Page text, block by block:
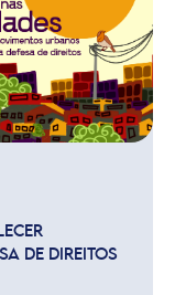
DE DIREITOS